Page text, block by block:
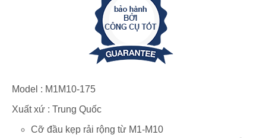
Model : M1M10-175
Xuất xứ : Trung Quốc
Cỡ đầu kẹp rải rộng từ M1-M10